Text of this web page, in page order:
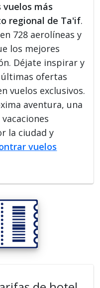
más
regional de Ta'if.
728 aerolíneas y
los mejores
Déjate inspirar y
ofertas
vuelos exclusivos.
aventura, una
la ciudad y
vuelos